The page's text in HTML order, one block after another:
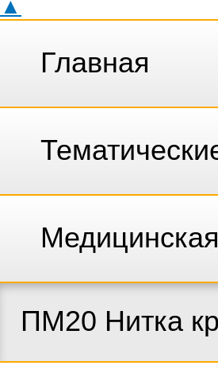
▲
Главная
ПМ20 Нитка